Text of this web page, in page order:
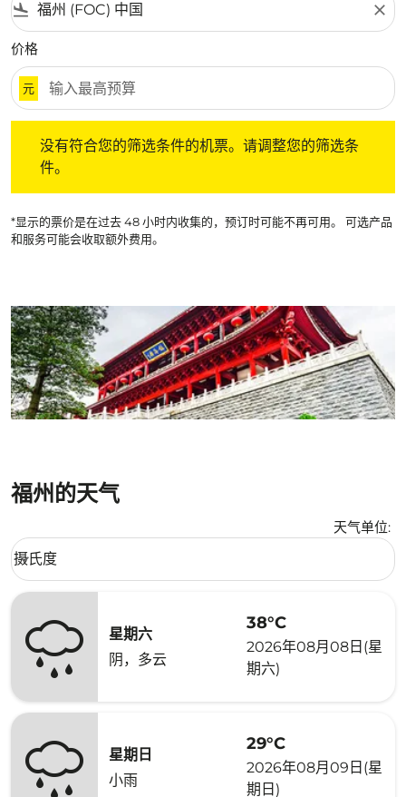
flight_land close
价格
元
没有符合您的筛选条件的机票。请调整您的筛选条
件。
*显示的票价是在过去 48 小时内收集的，预订时可能不再可用。 可选产品
和服务可能会收取额外费用。
福州的天气
天气单位:
Weather unit option 摄氏度 Selected
摄氏度
keyboard_arrow_down
星期六
阴，多云
38°C
2026年08月08日(星
期六)
星期日
小雨
29°C
2026年08月09日(星
期日)